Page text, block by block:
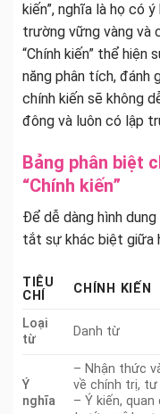
kiến”, nghĩa là họ có
trường vững vàng và
“Chính kiến” thể
năng phân tích, đánh
chính kiến sẽ không
đông và luôn có lập
Bảng phân biệt
“Chính kiến”
Để dễ dàng hình
tắt sự khác biệt giữa
TIÊU
CHÍ
CHÍNH KIẾN
Loại
từ
Danh từ
Ý
nghĩa
– Nhận thức
về chính trị,
– Ý kiến, quan